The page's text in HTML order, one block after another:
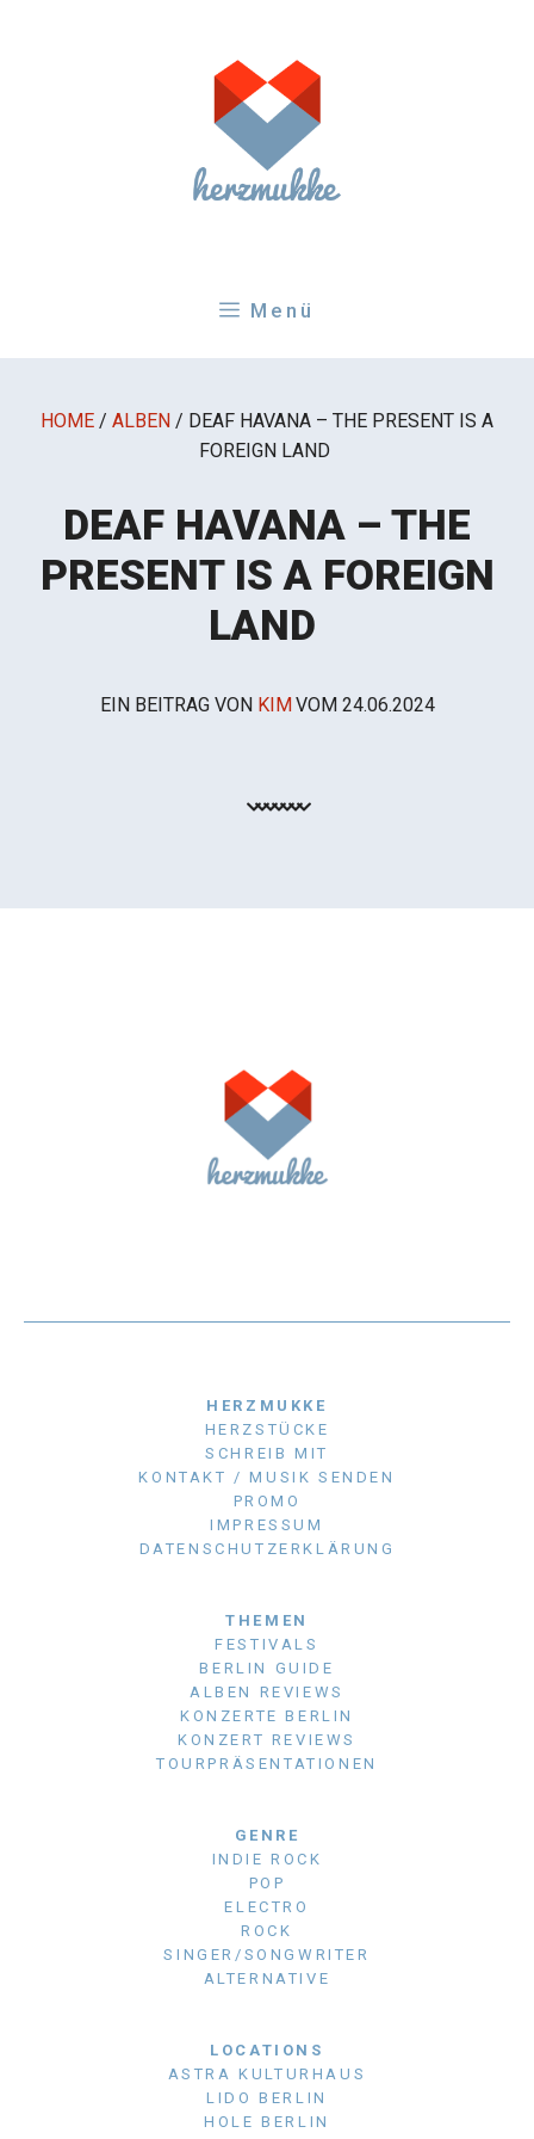
Menü
HOME / ALBEN / DEAF HAVANA – THE PRESENT IS A
FOREIGN LAND
DEAF HAVANA – THE
PRESENT IS A FOREIGN
LAND
EIN BEITRAG VON KIMVOM 24.06.2024
HERZMUKKE
HERZSTÜCKE
SCHREIB MIT
KONTAKT / MUSIK SENDEN
PROMO
IMPRESSUM
DATENSCHUTZERKLÄRUNG
THEMEN
FESTIVALS
BERLIN GUIDE
ALBEN REVIEWS
KONZERTE BERLIN
KONZERT REVIEWS
TOURPRÄSENTATIONEN
GENRE
INDIE ROCK
POP
ELECTRO
ROCK
SINGER/SONGWRITER
ALTERNATIVE
LOCATIONS
ASTRA KULTURHAUS
LIDO BERLIN
HOLE BERLIN